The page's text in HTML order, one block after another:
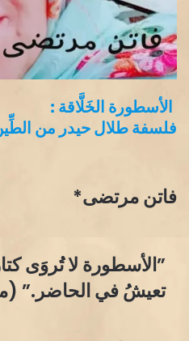
الأسطورة الخَلَّاقة :
​فلسفة طلال حيدر من الطِّين
​فاتن مرتضى*
​”الأسطورة لا تُروَى
تعيشُ في الحاضر.”